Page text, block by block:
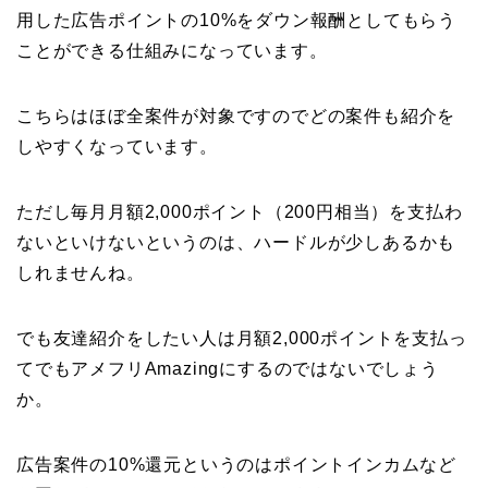
用した広告ポイントの10%をダウン報酬としてもらう
ことができる仕組みになっています。
こちらはほぼ全案件が対象ですのでどの案件も紹介を
しやすくなっています。
ただし毎月月額2,000ポイント（200円相当）を支払わ
ないといけないというのは、ハードルが少しあるかも
しれませんね。
でも友達紹介をしたい人は月額2,000ポイントを支払っ
てでもアメフリAmazingにするのではないでしょう
か。
広告案件の10%還元というのはポイントインカムなど